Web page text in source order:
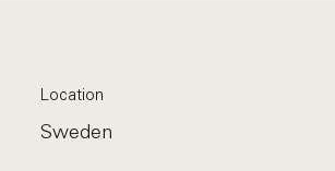
Location
Sweden